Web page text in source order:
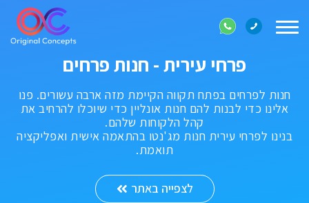
Toggle
פרחי עירית - חנות פרחים
חנות לפרחים בפתח תקווה הקיימת מזה ארבה עשורים. פנו
אלינו כדי לבנות להם חנות אונליין כדי שיוכלו להרחיב את
קהל הלקוחות שלהם.
בנינו לפרחי עירית חנות מג'נטו בהתאמה אישית ואפליקציה
תואמת.
לצפייה באתר